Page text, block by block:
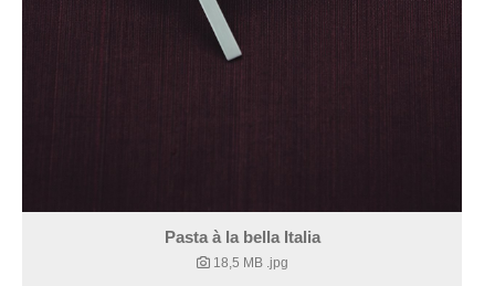
Pasta à la bella Italia
18,5 MB .jpg